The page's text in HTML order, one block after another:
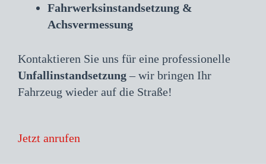
Fahrwerksinstandsetzung &
Achsvermessung
Kontaktieren Sie uns für eine professionelle
Unfallinstandsetzung – wir bringen Ihr
Fahrzeug wieder auf die Straße!
Jetzt anrufen